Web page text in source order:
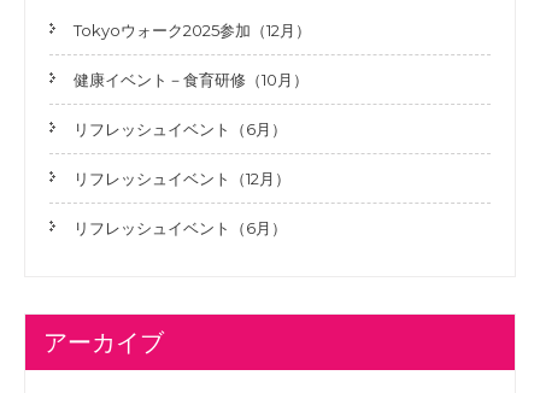
Tokyoウォーク2025参加（12月）
健康イベント－食育研修（10月）
リフレッシュイベント（6月）
リフレッシュイベント（12月）
リフレッシュイベント（6月）
アーカイブ